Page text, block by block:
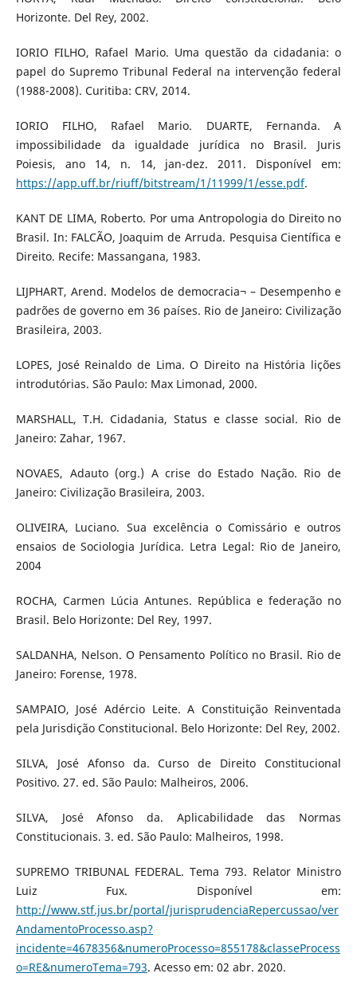
Horizonte. Del Rey, 2002.
IORIO FILHO, Rafael Mario. Uma questão da cidadania: o
papel do Supremo Tribunal Federal na intervenção federal
(1988-2008). Curitiba: CRV, 2014.
IORIO FILHO, Rafael Mario. DUARTE, Fernanda. A
impossibilidade da igualdade jurídica no Brasil. Juris
Poiesis, ano 14, n. 14, jan-dez. 2011. Disponível em:
https://app.uff.br/riuff/bitstream/1/11999/1/esse.pdf.
KANT DE LIMA, Roberto. Por uma Antropologia do Direito no
Brasil. In: FALCÃO, Joaquim de Arruda. Pesquisa Científica e
Direito. Recife: Massangana, 1983.
LIJPHART, Arend. Modelos de democracia¬ – Desempenho e
padrões de governo em 36 países. Rio de Janeiro: Civilização
Brasileira, 2003.
LOPES, José Reinaldo de Lima. O Direito na História lições
introdutórias. São Paulo: Max Limonad, 2000.
MARSHALL, T.H. Cidadania, Status e classe social. Rio de
Janeiro: Zahar, 1967.
NOVAES, Adauto (org.) A crise do Estado Nação. Rio de
Janeiro: Civilização Brasileira, 2003.
OLIVEIRA, Luciano. Sua excelência o Comissário e outros
ensaios de Sociologia Jurídica. Letra Legal: Rio de Janeiro,
2004
ROCHA, Carmen Lúcia Antunes. República e federação no
Brasil. Belo Horizonte: Del Rey, 1997.
SALDANHA, Nelson. O Pensamento Político no Brasil. Rio de
Janeiro: Forense, 1978.
SAMPAIO, José Adércio Leite. A Constituição Reinventada
pela Jurisdição Constitucional. Belo Horizonte: Del Rey, 2002.
SILVA, José Afonso da. Curso de Direito Constitucional
Positivo. 27. ed. São Paulo: Malheiros, 2006.
SILVA, José Afonso da. Aplicabilidade das Normas
Constitucionais. 3. ed. São Paulo: Malheiros, 1998.
SUPREMO TRIBUNAL FEDERAL. Tema 793. Relator Ministro
Luiz Fux. Disponível em:
http://www.stf.jus.br/portal/jurisprudenciaRepercussao/ver
AndamentoProcesso.asp?
incidente=4678356&numeroProcesso=855178&classeProcess
o=RE&numeroTema=793. Acesso em: 02 abr. 2020.